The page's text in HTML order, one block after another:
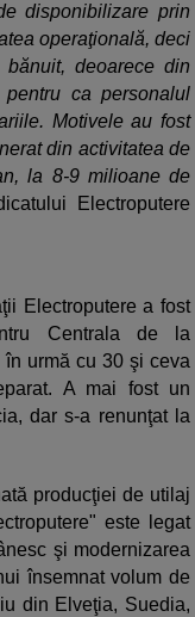
disponibilizare prin
operaţională, deci
deoarece din
ca personalul
Motivele au fost
din activitatea de
la 8-9 milioane de
Electroputere
Electroputere a fost
Centrala de la
urmă cu 30 şi ceva
A mai fost un
dar s-a renunţat la
producţiei de utilaj
este legat
şi modernizarea
însemnat volum de
din Elveţia, Suedia,